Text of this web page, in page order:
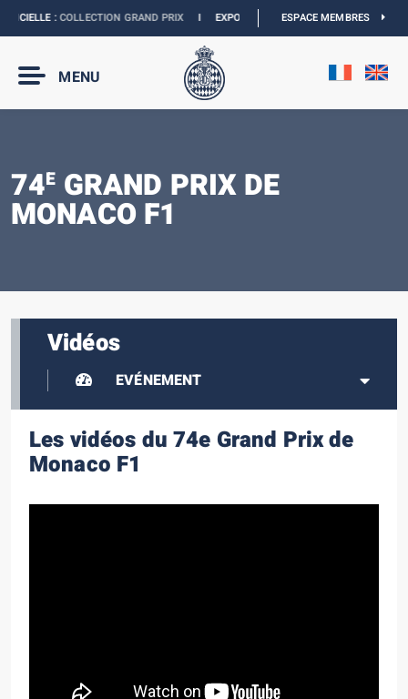
:COLLECTION GRAND PRIXI EXPOSITION MONACO & L’AUTOMOBILE :
ESPACE MEMBRES
MENU
74E GRAND PRIX DE
MONACO F1
Vidéos
EVÉNEMENT
Les vidéos du 74e Grand Prix de
Monaco F1